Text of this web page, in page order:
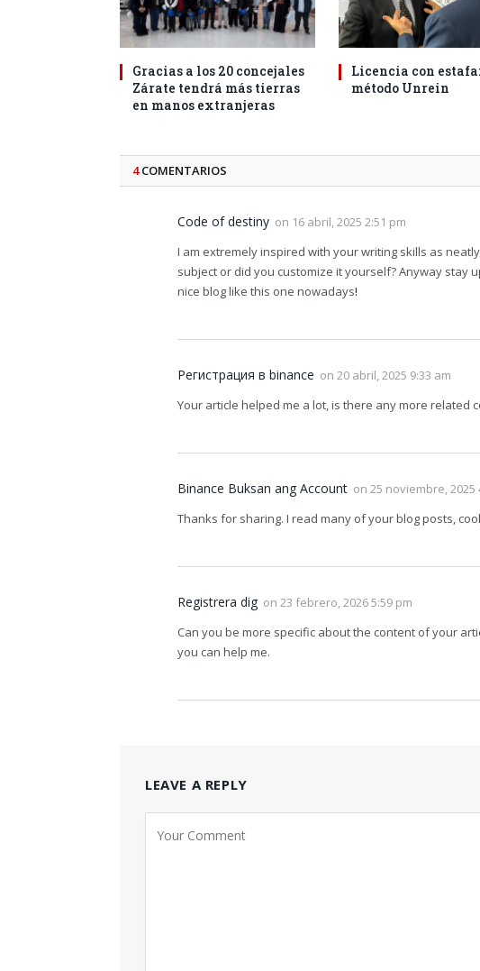
Gracias a los 20 concejales
Zárate tendrá más tierras
en manos extranjeras
Licencia con
método Unrein
4COMENTARIOS
Code of destiny on 16 abril, 2025 2:51 pm
I am extremely inspired with your writing skills as
subject or did you customize it yourself? Anyway stay
nice blog like this one nowadays!
Регистрация в binance on 20 abril, 2025 9:33 am
Your article helped me a lot, is there any more related
Binance Buksan ang Account on 25 noviembre, 2025
Thanks for sharing. I read many of your blog posts,
Registrera dig on 23 febrero, 2026 5:59 pm
Can you be more specific about the content of your
you can help me.
LEAVE A REPLY